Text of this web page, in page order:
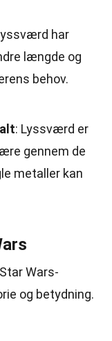
har
længde og
behov.
: Lyssværd er
gennem de
metaller kan
Wars-
og betydning.